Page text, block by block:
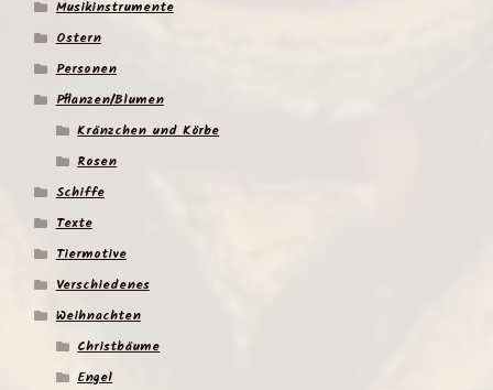
Musikinstrumente
Ostern
Personen
Pflanzen/Blumen
Kränzchen und Körbe
Rosen
Schiffe
Texte
Tiermotive
Verschiedenes
Weihnachten
Christbäume
Engel